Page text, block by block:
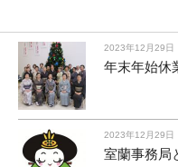
2023年12月29日
年末年始休
2023年12月29日
室蘭事務局